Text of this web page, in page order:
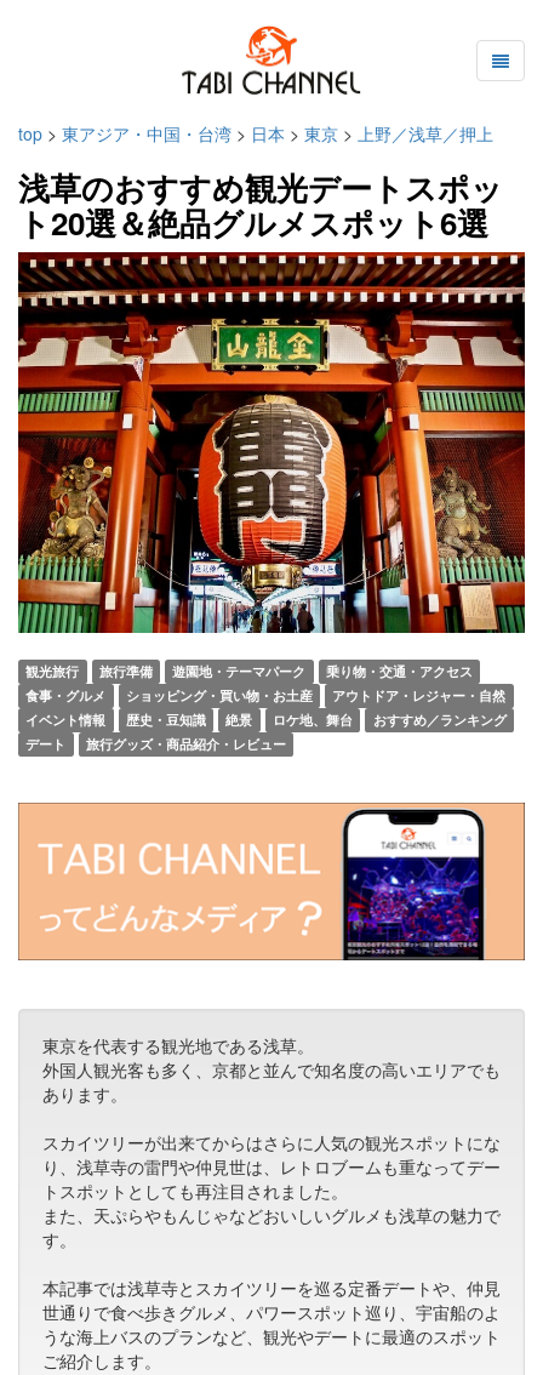
top > 東アジア・中国・台湾 > 日本 > 東京 > 上野／浅草／押上
浅草のおすすめ観光デートスポッ
ト20選＆絶品グルメスポット6選
観光旅行 旅行準備 遊園地・テーマパーク
乗り物・交通・アクセス
食事・グルメ
ショッピング・買い物・お土産
アウトドア・レジャー・自然
イベント情報
歴史・豆知識 絶景 ロケ地、舞台
おすすめ／ランキング
デート
旅行グッズ・商品紹介・レビュー
東京を代表する観光地である浅草。
外国人観光客も多く、京都と並んで知名度の高いエリアでも
あります。
スカイツリーが出来てからはさらに人気の観光スポットにな
り、浅草寺の雷門や仲見世は、レトロブームも重なってデー
トスポットとしても再注目されました。
また、天ぷらやもんじゃなどおいしいグルメも浅草の魅力で
す。
本記事では浅草寺とスカイツリーを巡る定番デートや、仲見
世通りで食べ歩きグルメ、パワースポット巡り、宇宙船のよ
うな海上バスのプランなど、観光やデートに最適のスポット
ご紹介します。